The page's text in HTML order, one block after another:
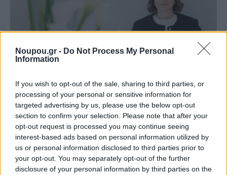
Noupou.gr - Do Not Process My Personal
Information
If you wish to opt-out of the sale, sharing to third parties, or
processing of your personal or sensitive information for
targeted advertising by us, please use the below opt-out
section to confirm your selection. Please note that after your
opt-out request is processed you may continue seeing
interest-based ads based on personal information utilized by
us or personal information disclosed to third parties prior to
your opt-out. You may separately opt-out of the further
disclosure of your personal information by third parties on the
LIVE LIKE A LOCAL ΓΛΥΦΑΔΑ
Face It: Στο νέο skin bar της Γλυφάδας
ανακαλύπτεις την ολιστική εμπειρία ομορφιάς που
αξίζει να προσφέρεις στον εαυτό σου